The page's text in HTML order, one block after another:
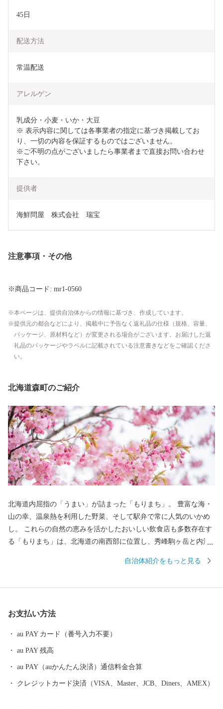
45日
配送方法
常温配送
アレルゲン
乳成分・小麦・いか・大豆
※ 表示内容に関しては各事業者の指定に基づき掲載してお
り、一切の内容を保証するものではございません。
※ご不明の点がございましたら事業者まで直接お問い合わせ
下さい。
提供者
海鮮問屋　株式会社　瑞宝
注意事項・その他
※商品コード: mr1-0560
本ページは、提供自治体からの情報に基づき、作成しています。
提供元の都合などにより、掲載中に予告なく返礼品の仕様（規格、容量、
パッケージ、原材料など）が変更される場合がございます。お届けした返
礼品のパッケージやラベルに記載されている注意書きなどをご確認くださ
い。
北海道森町のご紹介
北海道内屈指の「うまい」が詰まった「もりまち」。 豊富な海・
山の幸、温泉熱を利用した野菜、そして駅弁で常に人気のいかめ
し。 これらの自然の恵みを活かしたおいしい飲食店も多数存在す
る「もりまち」は、北海道の南西部に位置し、秀峰駒ヶ岳と内浦
知られ、国内最大級の縄文時代の環状列石（ストーンサークル）
が咲き誇る、食・桜・歴史を間近に感じることができる街です。
自治体紹介をもっと見る
お支払い方法
au PAY カード（番号入力不要）
au PAY 残高
au PAY（auかんたん決済）通信料金合算
クレジットカード決済（VISA、Master、JCB、Diners、AMEX）